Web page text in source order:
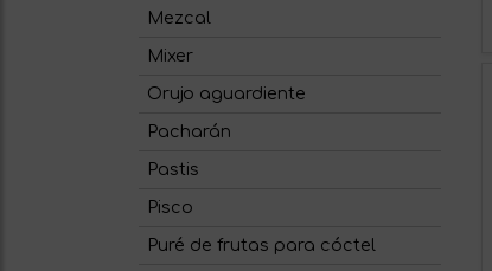
Mezcal
Mixer
Orujo aguardiente
Pacharán
Pastis
Pisco
Puré de frutas para cóctel